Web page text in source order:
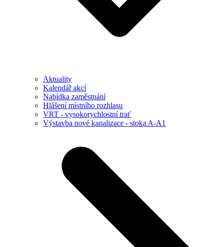
Aktuality
Kalendář akcí
Nabídka zaměstnání
Hlášení místního rozhlasu
VRT - vysokorychlostní trať
Výstavba nové kanalizace - stoka A-A1